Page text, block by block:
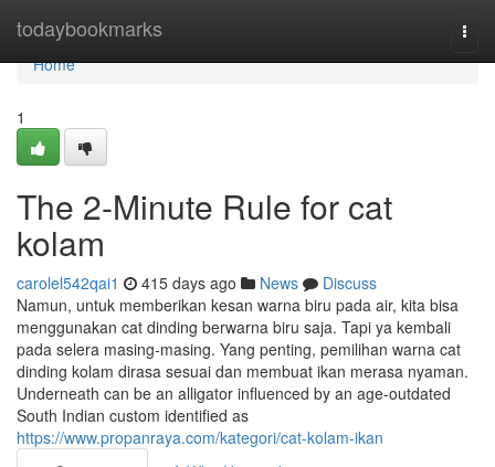
todaybookmarks
Home
Home
1
The 2-Minute Rule for cat
kolam
carolel542qai1 415 days ago News
Discuss
Namun, untuk memberikan kesan warna biru pada air, kita bisa
menggunakan cat dinding berwarna biru saja. Tapi ya kembali
pada selera masing-masing. Yang penting, pemilihan warna cat
dinding kolam dirasa sesuai dan membuat ikan merasa nyaman.
Underneath can be an alligator influenced by an age-outdated
South Indian custom identified as
https://www.propanraya.com/kategori/cat-kolam-ikan